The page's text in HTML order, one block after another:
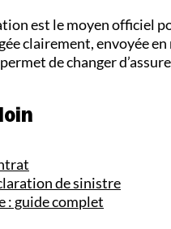
est le moyen officiel
clairement, envoyée
de changer
de sinistre
: guide complet